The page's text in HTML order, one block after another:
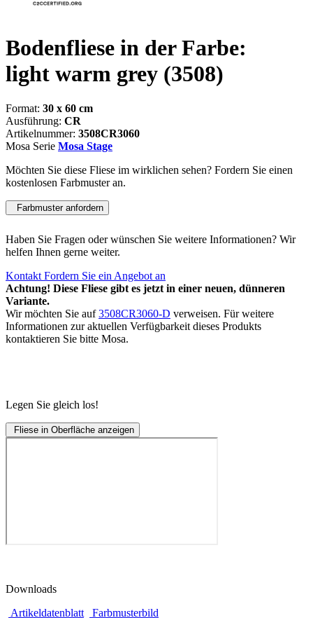
Bodenfliese in der Farbe:
light warm grey (3508)
Format: 30 x 60 cm
Ausführung: CR
Artikelnummer: 3508CR3060
Mosa Serie Mosa Stage
Möchten Sie diese Fliese im wirklichen sehen? Fordern Sie einen
kostenlosen Farbmuster an.
Farbmuster anfordern
Haben Sie Fragen oder wünschen Sie weitere Informationen? Wir
helfen Ihnen gerne weiter.
Kontakt Fordern Sie ein Angebot an
Achtung! Diese Fliese gibt es jetzt in einer neuen, dünneren
Variante.
Wir möchten Sie auf3508CR3060-D verweisen. Für weitere
Informationen zur aktuellen Verfügbarkeit dieses Produkts
kontaktieren Sie bitte Mosa.
Legen Sie gleich los!
Fliese in Oberfläche anzeigen
Downloads
Artikeldatenblatt
Farbmusterbild